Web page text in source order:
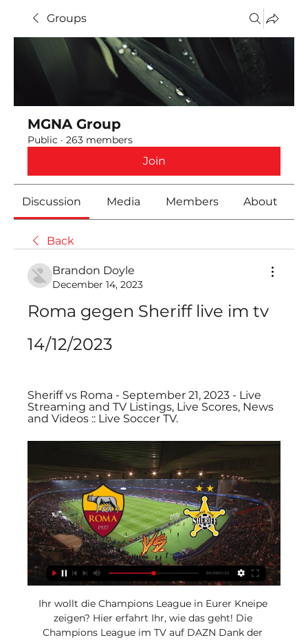
Groups
MGNA Group
Public · 263 members
Join
Discussion Media Members About
Back
Brandon Doyle
December 14, 2023
Roma gegen Sheriff live im tv
14/12/2023
Sheriff vs Roma - September 21, 2023 - Live
Streaming and TV Listings, Live Scores, News
and Videos :: Live Soccer TV.
Ihr wollt die Champions League in Eurer Kneipe
zeigen? Hier erfahrt Ihr, wie das geht! Die
Champions League im TV auf DAZN Dank der